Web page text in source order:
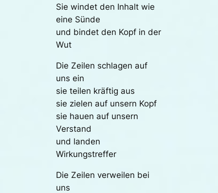
Sie windet den Inhalt wie
eine Sünde
und bindet den Kopf in der
Wut
Die Zeilen schlagen auf
uns ein
sie teilen kräftig aus
sie zielen auf unsern Kopf
sie hauen auf unsern
Verstand
und landen
Wirkungstreffer
Die Zeilen verweilen bei
uns